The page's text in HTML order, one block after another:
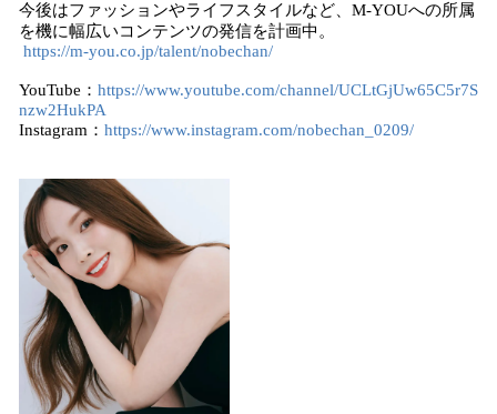
今後はファッションやライフスタイルなど、M-YOUへの所属
を機に幅広いコンテンツの発信を計画中。
https://m-you.co.jp/talent/nobechan/
YouTube： https://www.youtube.com/channel/UCLtGjUw65C5r7S
nzw2HukPA
Instagram： https://www.instagram.com/nobechan_0209/